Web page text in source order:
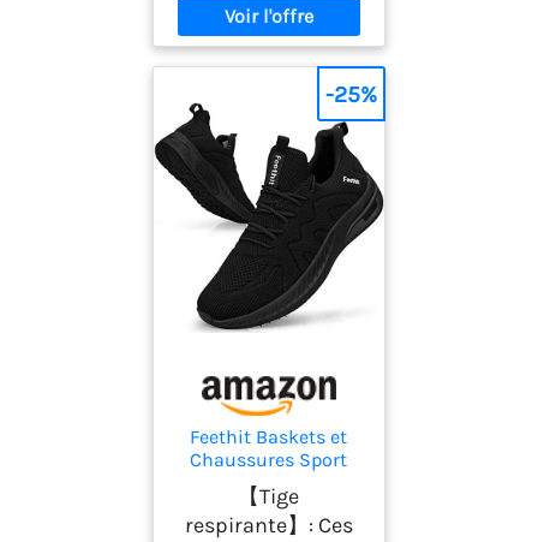
Feethit Baskets et
Chaussures Sport
Homme Basquettes
Tennis Course Noir
44
【Tige
respirante】: Ces
-25%